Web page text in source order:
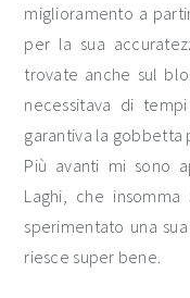
miglioramento a
per la sua
trovate anche sul
necessitava di
garantiva la gobbetta
Più avanti mi sono
Laghi, che insomma
sperimentato una
riesce super bene.